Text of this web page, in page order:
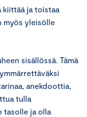
kiittää ja toistaa
myös yleisölle
sisällössä. Tämä
anekdoottia,
tulla
tasolle ja olla